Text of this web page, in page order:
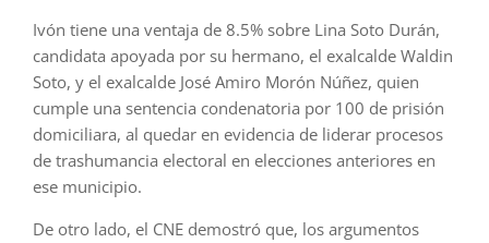
Ivón tiene una ventaja de 8.5% sobre Lina Soto Durán,
candidata apoyada por su hermano, el exalcalde Waldin
Soto, y el exalcalde José Amiro Morón Núñez, quien
cumple una sentencia condenatoria por 100 de prisión
domiciliara, al quedar en evidencia de liderar procesos
de trashumancia electoral en elecciones anteriores en
ese municipio.
De otro lado, el CNE demostró que, los argumentos